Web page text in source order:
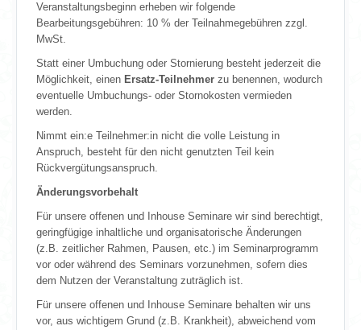
Veranstaltungsbeginn erheben wir folgende
Bearbeitungsgebühren: 10 % der Teilnahmegebühren zzgl.
MwSt.
Statt einer Umbuchung oder Stornierung besteht jederzeit die
Möglichkeit, einen Ersatz-Teilnehmer zu benennen, wodurch
eventuelle Umbuchungs- oder Stornokosten vermieden
werden.
Nimmt ein:e Teilnehmer:in nicht die volle Leistung in
Anspruch, besteht für den nicht genutzten Teil kein
Rückvergütungsanspruch.
Änderungsvorbehalt
Für unsere offenen und Inhouse Seminare wir sind berechtigt,
geringfügige inhaltliche und organisatorische Änderungen
(z.B. zeitlicher Rahmen, Pausen, etc.) im Seminarprogramm
vor oder während des Seminars vorzunehmen, sofern dies
dem Nutzen der Veranstaltung zuträglich ist.
Für unsere offenen und Inhouse Seminare behalten wir uns
vor, aus wichtigem Grund (z.B. Krankheit), abweichend vom